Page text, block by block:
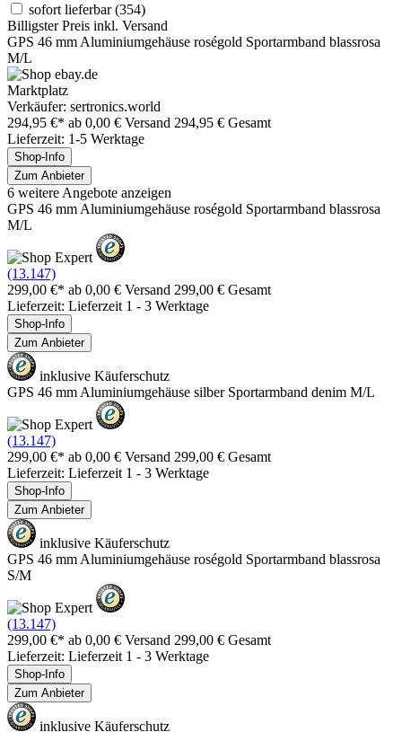
sofort lieferbar(354)
Billigster Preis inkl. Versand
GPS 46 mm Aluminiumgehäuse roségold Sportarmband blassrosa
M/L
Marktplatz
Verkäufer: sertronics.world
294,95 €* ab 0,00 € Versand 294,95 € Gesamt
Lieferzeit: 1-5 Werktage
Shop-Info
Zum Anbieter
6 weitere Angebote anzeigen
GPS 46 mm Aluminiumgehäuse roségold Sportarmband blassrosa
M/L
(13.147)
299,00 €* ab 0,00 € Versand 299,00 € Gesamt
Lieferzeit: Lieferzeit 1 - 3 Werktage
Shop-Info
Zum Anbieter
inklusive Käuferschutz
GPS 46 mm Aluminiumgehäuse silber Sportarmband denim M/L
(13.147)
299,00 €* ab 0,00 € Versand 299,00 € Gesamt
Lieferzeit: Lieferzeit 1 - 3 Werktage
Shop-Info
Zum Anbieter
inklusive Käuferschutz
GPS 46 mm Aluminiumgehäuse roségold Sportarmband blassrosa
S/M
(13.147)
299,00 €* ab 0,00 € Versand 299,00 € Gesamt
Lieferzeit: Lieferzeit 1 - 3 Werktage
Shop-Info
Zum Anbieter
inklusive Käuferschutz